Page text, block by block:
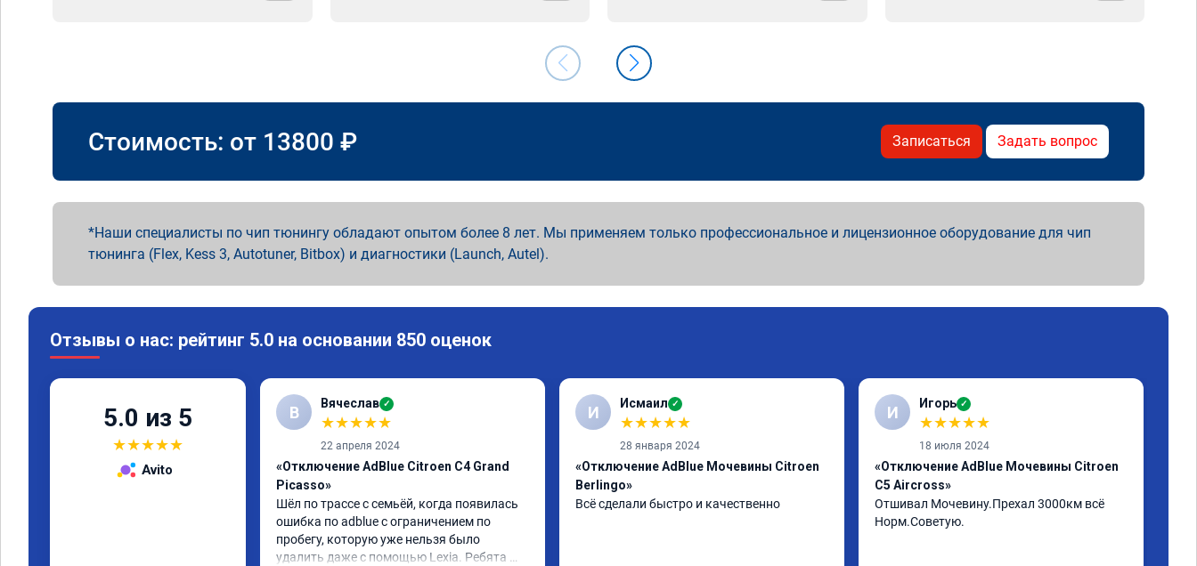
Стоимость: от 13800 ₽ Записаться Задать вопрос
Наши специалисты по чип тюнингу обладают опытом более 8 лет. Мы применяем только профессиональное и лицензионное оборудование для чип
тюнинга (Flex, Kess 3, Autotuner, Bitbox) и диагностики (Launch, Autel).
Отзывы о нас: рейтинг 5.0 на основании 850 оценок
5.0 из 5
★★★★★
Avito
В Вячеслав ✓
★★★★★
22 апреля 2024
«Отключение AdBlue Citroen C4 Grand
Picasso»
Шёл по трассе с семьёй, когда появилась
ошибка по adblue с ограничением по
пробегу, которую уже нельзя было
удалить даже с помощью Lexia. Ребята
И Исмаил ✓
★★★★★
28 января 2024
«Отключение AdBlue Мочевины Citroen
Berlingo»
Всё сделали быстро и качественно
И Игорь ✓
★★★★★
18 июля 2024
«Отключение AdBlue Мочевины Citroen
C5 Aircross»
Отшивал Мочевину.Прехал 3000км всё
Норм.Советую.